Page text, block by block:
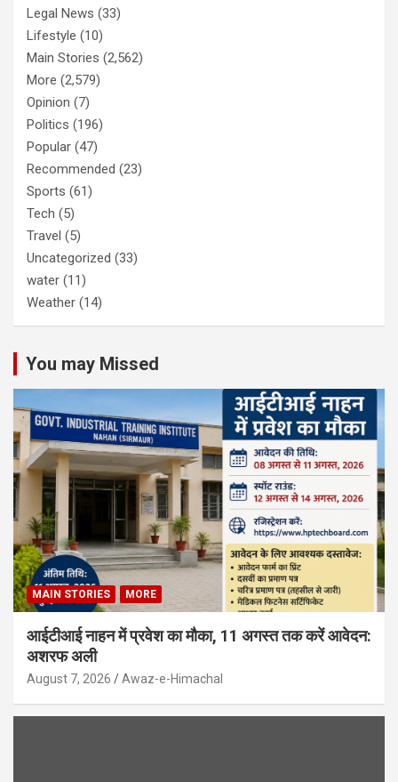
Legal News (33)
Lifestyle (10)
Main Stories (2,562)
More (2,579)
Opinion (7)
Politics (196)
Popular (47)
Recommended (23)
Sports (61)
Tech (5)
Travel (5)
Uncategorized (33)
water (11)
Weather (14)
You may Missed
MAIN STORIES MORE
आईटीआई नाहन में प्रवेश का मौका, 11 अगस्त तक करें आवेदन:
अशरफ अली
August 7, 2026 Awaz-e-Himachal